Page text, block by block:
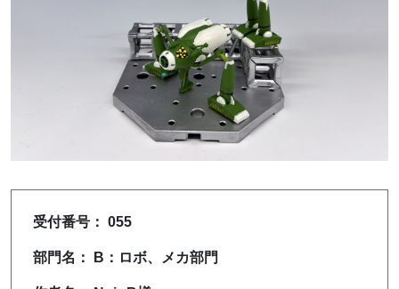
受付番号： 055
部門名： B：ロボ、メカ部門